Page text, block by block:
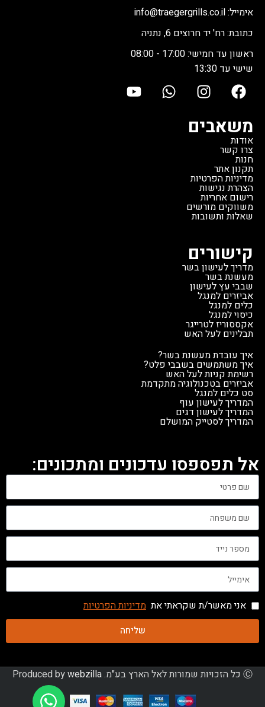
אימייל: info@traegergrills.co.il
כתובת: רח' יד חרוצים 6, נתניה
ראשון עד חמישי: 17:00 - 08:00
שישי עד 13:30
משאבים
אודות
צרו קשר
חנות
תקנון אתר
מדיניות הפרטיות
הצהרת נגישות
רישום אחריות
משווקים מורשים
שאלות ותשובות
קישורים
מדריך לעישון בשר
מעשנת בשר
שבבי עץ לעישון
אביזרים למנגל
כלים למנגל
כיסוי למנגל
אקססוריז לטרייגר
תבלינים לעל האש
איך עובדת מעשנת בשר?
איך משתמשים בשבבי פלט?
רשימת קניות לעל האש
אביזרים בטכנולוגיה מתקדמת
סט כלים למנגל
המדריך לעישון עוף
המדריך לעישון דגים
המדריך לסטייק המושלם
אל תפספסו עדכונים ומתכונים:
אני מאשר/ת שקראתי את מדיניות הפרטיות
שליחה
Ⓒ כל הזכויות שמורות לאל הארץ בע"מ. Produced by webzilla